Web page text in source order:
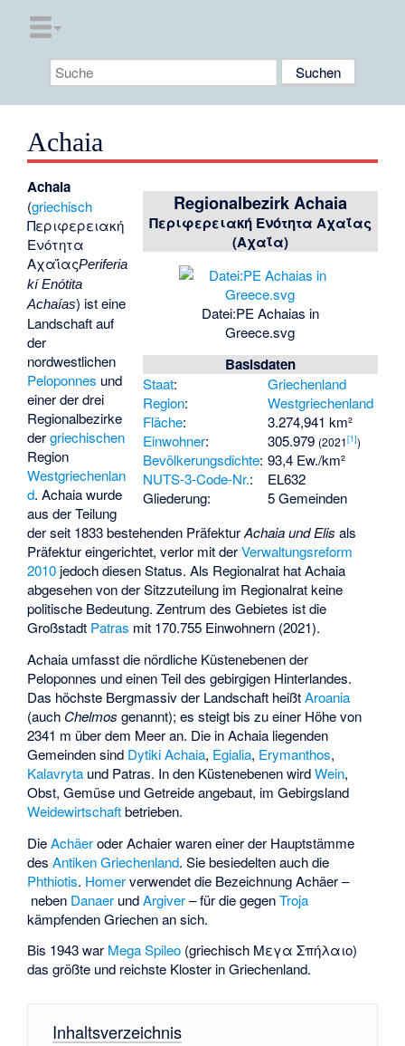
Achaia
Regionalbezirk Achaia
Περιφερειακή Ενότητα Αχαΐας
(Αχαΐα)
Datei:PE Achaias in
Greece.svg
Basisdaten
Staat:
Griechenland
Region:
Westgriechenland
Fläche:
3.274,941 km²
Einwohner: 305.979 (2021[1])
Bevölkerungsdichte: 93,4 Ew./km²
NUTS-3-Code-Nr.:
EL632
Gliederung:
5 Gemeinden
Achaia
(griechisch
Περιφερειακή
Ενότητα
ΑχαΐαςPeriferia
kí Enótita
Achaías) ist eine
Landschaft auf
der
nordwestlichen
Peloponnes und
einer der drei
Regionalbezirke
dergriechischen
Region
Westgriechenlan
d. Achaia wurde
aus der Teilung
der seit 1833 bestehenden PräfekturAchaia und Elis als
Präfektur eingerichtet, verlor mit derVerwaltungsreform
2010 jedoch diesen Status. Als Regionalrat hat Achaia
abgesehen von der Sitzzuteilung im Regionalrat keine
politische Bedeutung. Zentrum des Gebietes ist die
Großstadt Patras mit 170.755 Einwohnern (2021).
Achaia umfasst die nördliche Küstenebenen der
Peloponnes und einen Teil des gebirgigen Hinterlandes.
Das höchste Bergmassiv der Landschaft heißtAroania
(auch Chelmos genannt); es steigt bis zu einer Höhe von
2341 m über dem Meer an. Die in Achaia liegenden
Gemeinden sind Dytiki Achaia, Egialia, Erymanthos,
Kalavryta und Patras. In den Küstenebenen wirdWein,
Obst, Gemüse und Getreide angebaut, im Gebirgsland
Weidewirtschaftbetrieben.
DieAchäeroder Achaier waren einer der Hauptstämme
desAntiken Griechenland. Sie besiedelten auch die
Phthiotis. Homerverwendet die Bezeichnung Achäer –
neben Danaer undArgiver– für die gegenTroja
kämpfenden Griechen an sich.
Bis 1943 war Mega Spileo (griechisch Μεγα Σπήλαιο)
das größte und reichste Kloster in Griechenland.
Inhaltsverzeichnis